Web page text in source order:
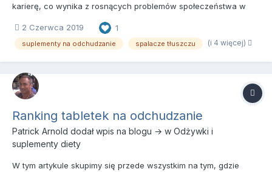
karierę, co wynika z rosnących problemów społeczeństwa w
zakresie ponoszą zmiany diety oraz brak aktywności fizycznej.
Spis treści: Mechanizmy działania spalaczy tłuszczu...
2 Czerwca 2019 1
suplementy na odchudzanie spalacze tłuszczu (i 4 więcej)
Ranking tabletek na odchudzanie
Patrick Arnold dodał wpis na blogu → w Odżywki i
suplementy diety
W tym artykule skupimy się przede wszystkim na tym, gdzie